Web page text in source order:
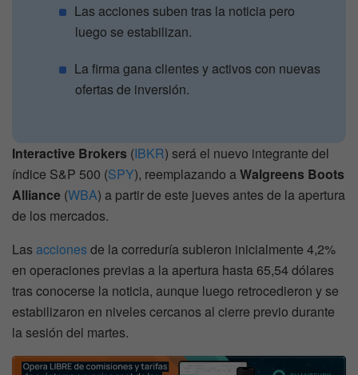
Las acciones suben tras la noticia pero
luego se estabilizan.
La firma gana clientes y activos con nuevas
ofertas de inversión.
Interactive Brokers (IBKR) será el nuevo integrante del
índice S&P 500 (SPY), reemplazando aWalgreens Boots
Alliance (WBA) a partir de este jueves antes de la apertura
de los mercados.
Las accionesde la correduría subieron inicialmente 4,2%
en operaciones previas a la apertura hasta 65,54 dólares
tras conocerse la noticia, aunque luego retrocedieron y se
estabilizaron en niveles cercanos al cierre previo durante
la sesión del martes.